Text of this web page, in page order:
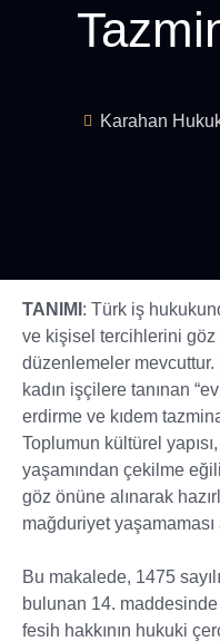
Karahan
TANIMI : Türk iş
ve kişisel tercihlerini göz
düzenlemeler
kadın işçilere tanınan
erdirme ve kıdem
Toplumun kültürel
yaşamından çekilme
göz önüne alınarak
mağduriyet
Bu makalede, 1475
bulunan 14.
fesih hakkının hukuki